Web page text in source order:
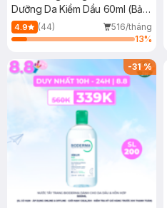
Dưỡng Da Kiềm Dầu 60ml (Bản
Mới)
4.9 (44)
516/tháng
13%
-31%